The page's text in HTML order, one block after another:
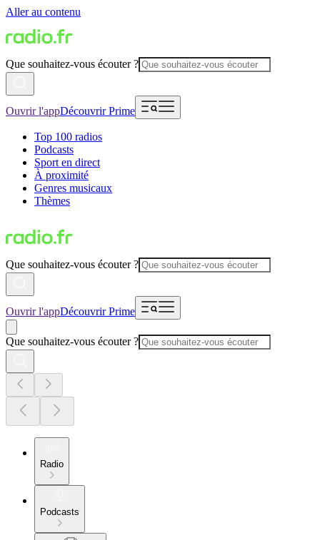
Aller au contenu
Que souhaitez-vous écouter ?
Ouvrir l'appDécouvrir Prime
Top 100 radios
Podcasts
Sport en direct
À proximité
Genres musicaux
Thèmes
Que souhaitez-vous écouter ?
Ouvrir l'appDécouvrir Prime
Que souhaitez-vous écouter ?
Radio
Podcasts